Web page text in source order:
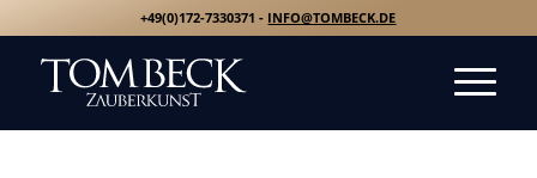
+49(0)172-7330371 - INFO@TOMBECK.DE